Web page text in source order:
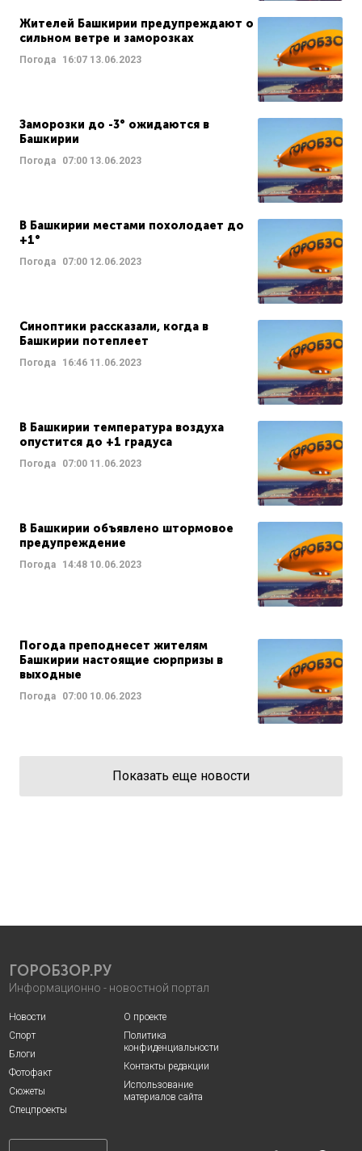
Жителей Башкирии предупреждают о
сильном ветре и заморозках
Погода 16:07 13.06.2023
Заморозки до -3° ожидаются в
Башкирии
Погода 07:00 13.06.2023
В Башкирии местами похолодает до
+1°
Погода 07:00 12.06.2023
Синоптики рассказали, когда в
Башкирии потеплеет
Погода 16:46 11.06.2023
В Башкирии температура воздуха
опустится до +1 градуса
Погода 07:00 11.06.2023
В Башкирии объявлено штормовое
предупреждение
Погода 14:48 10.06.2023
Погода преподнесет жителям
Башкирии настоящие сюрпризы в
выходные
Погода 07:00 10.06.2023
Показать еще новости
ГОРОБЗОР.РУ
Информационно - новостной портал
Новости
Спорт
Блоги
Фотофакт
Сюжеты
Спецпроекты
О проекте
Политика
конфиденциальности
Контакты редакции
Использование
материалов сайта